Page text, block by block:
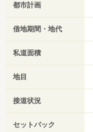
都市計画
借地期間・地代
私道面積
地目
接道状況
セットバック